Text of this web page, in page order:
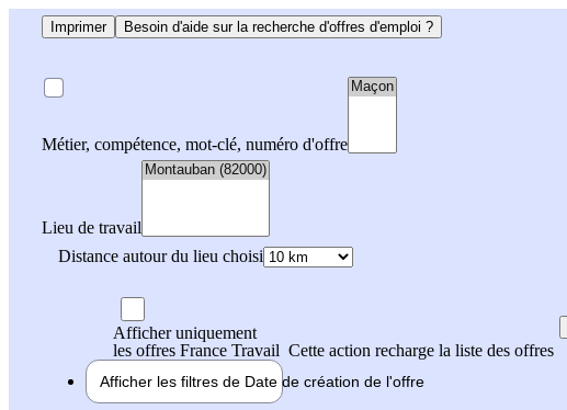
Imprimer Besoin d'aide sur la recherche d'offres d'emploi ?
Métier, compétence, mot-clé, numéro d'offre
Lieu de travail
Distance autour du lieu choisi
Afficher uniquement
les offres France Travail Cette action recharge la liste des offres
Afficher les filtres de Date de création de l'offre